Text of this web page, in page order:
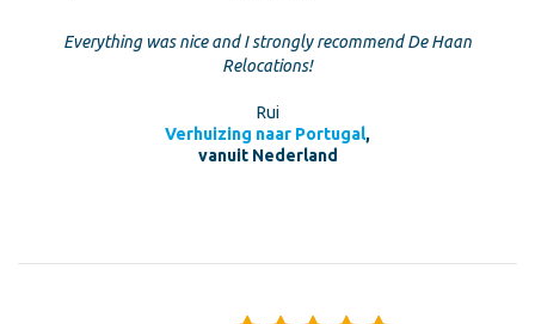
Everything was nice and I strongly recommend De Haan
Relocations!
Rui
Verhuizing naar Portugal,
vanuit Nederland